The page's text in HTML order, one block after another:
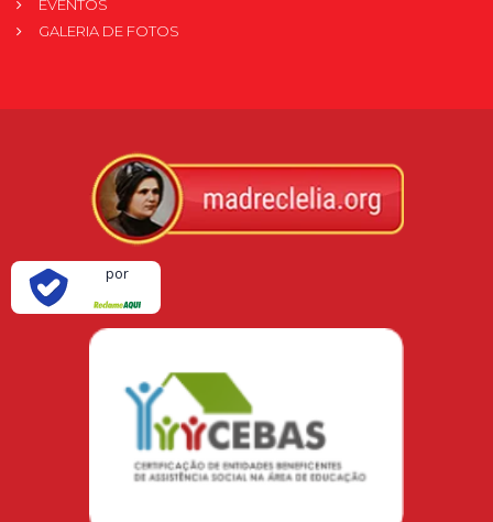
EVENTOS
GALERIA DE FOTOS
por